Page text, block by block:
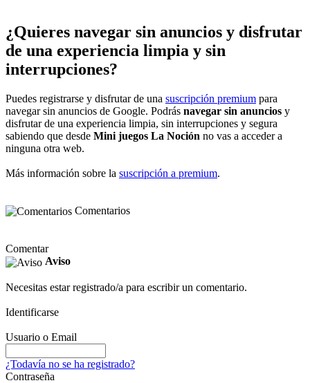
¿Quieres navegar sin anuncios y disfrutar
de una experiencia limpia y sin
interrupciones?
Puedes registrarse y disfrutar de una suscripción premium para
navegar sin anuncios de Google. Podrás navegar sin anuncios y
disfrutar de una experiencia limpia, sin interrupciones y segura
sabiendo que desde Mini juegos La Noción no vas a acceder a
ninguna otra web.
Más información sobre la suscripción a premium.
Comentarios
Comentar
Aviso
Necesitas estar registrado/a para escribir un comentario.
Identificarse
Usuario o Email
¿Todavía no se ha registrado?
Contraseña